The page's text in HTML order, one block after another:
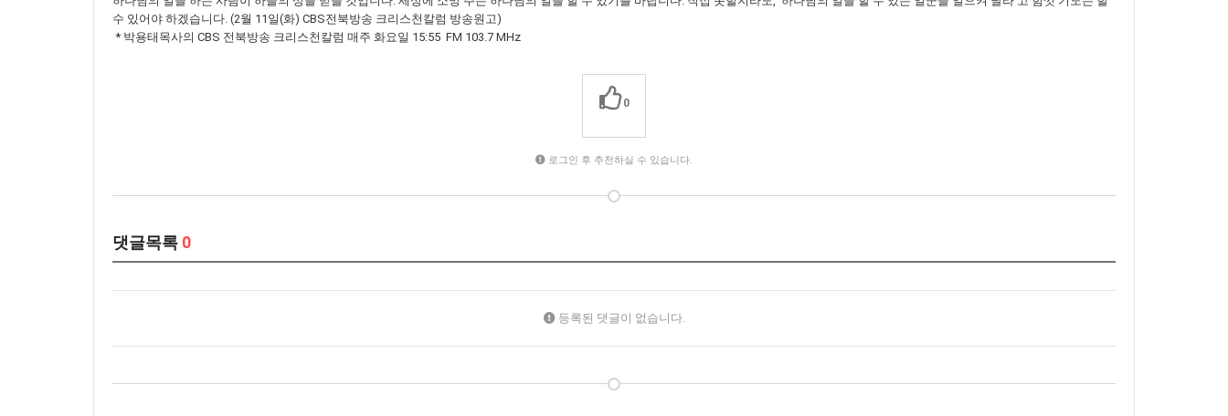
수 있어야 하겠습니다. (2월 11일(화) CBS전북방송 크리스천칼럼 방송원고)
* 박용태목사의 CBS 전북방송 크리스천칼럼 매주 화요일 15:55 FM 103.7 MHz
0
로그인 후 추천하실 수 있습니다.
댓글목록 0
등록된 댓글이 없습니다.